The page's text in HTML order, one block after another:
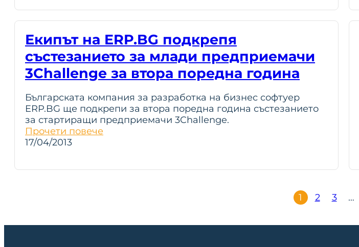
Екипът на ERP.BG подкрепя
състезанието за млади предприемачи
3Challenge за втора поредна година
Българската компания за разработка на бизнес софтуер
ERP.BG ще подкрепи за втора поредна година състезанието
за стартиращи предприемачи 3Challenge.
Прочети повече
17/04/2013
1 2 3 …